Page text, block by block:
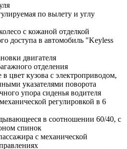
по вылету и углу
с кожаной отделкой
доступа в автомобиль "Keyless
двигателя
отделения
цвет кузова с электроприводом,
указателями поворота
упора сиденья водителя
регулировкой в 6
в соотношении 60/40, с
спинок
с механической